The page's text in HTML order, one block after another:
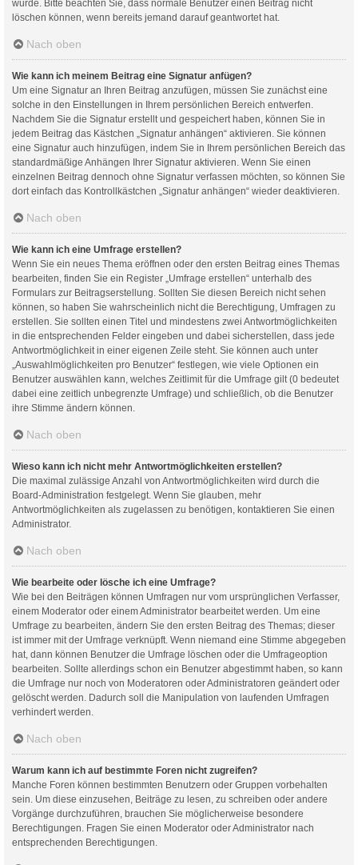
wurde. Bitte beachten Sie, dass normale Benutzer einen Beitrag nicht
löschen können, wenn bereits jemand darauf geantwortet hat.
Nach oben
Wie kann ich meinem Beitrag eine Signatur anfügen?
Um eine Signatur an Ihren Beitrag anzufügen, müssen Sie zunächst eine
solche in den Einstellungen in Ihrem persönlichen Bereich entwerfen.
Nachdem Sie die Signatur erstellt und gespeichert haben, können Sie in
jedem Beitrag das Kästchen „Signatur anhängen“ aktivieren. Sie können
eine Signatur auch hinzufügen, indem Sie in Ihrem persönlichen Bereich das
standardmäßige Anhängen Ihrer Signatur aktivieren. Wenn Sie einen
einzelnen Beitrag dennoch ohne Signatur verfassen möchten, so können Sie
dort einfach das Kontrollkästchen „Signatur anhängen“ wieder deaktivieren.
Nach oben
Wie kann ich eine Umfrage erstellen?
Wenn Sie ein neues Thema eröffnen oder den ersten Beitrag eines Themas
bearbeiten, finden Sie ein Register „Umfrage erstellen“ unterhalb des
Formulars zur Beitragserstellung. Sollten Sie diesen Bereich nicht sehen
können, so haben Sie wahrscheinlich nicht die Berechtigung, Umfragen zu
erstellen. Sie sollten einen Titel und mindestens zwei Antwortmöglichkeiten
in die entsprechenden Felder eingeben und dabei sicherstellen, dass jede
Antwortmöglichkeit in einer eigenen Zeile steht. Sie können auch unter
„Auswahlmöglichkeiten pro Benutzer“ festlegen, wie viele Optionen ein
Benutzer auswählen kann, welches Zeitlimit für die Umfrage gilt (0 bedeutet
dabei eine zeitlich unbegrenzte Umfrage) und schließlich, ob die Benutzer
ihre Stimme ändern können.
Nach oben
Wieso kann ich nicht mehr Antwortmöglichkeiten erstellen?
Die maximal zulässige Anzahl von Antwortmöglichkeiten wird durch die
Board-Administration festgelegt. Wenn Sie glauben, mehr
Antwortmöglichkeiten als zugelassen zu benötigen, kontaktieren Sie einen
Administrator.
Nach oben
Wie bearbeite oder lösche ich eine Umfrage?
Wie bei den Beiträgen können Umfragen nur vom ursprünglichen Verfasser,
einem Moderator oder einem Administrator bearbeitet werden. Um eine
Umfrage zu bearbeiten, ändern Sie den ersten Beitrag des Themas; dieser
ist immer mit der Umfrage verknüpft. Wenn niemand eine Stimme abgegeben
hat, dann können Benutzer die Umfrage löschen oder die Umfrageoption
bearbeiten. Sollte allerdings schon ein Benutzer abgestimmt haben, so kann
die Umfrage nur noch von Moderatoren oder Administratoren geändert oder
gelöscht werden. Dadurch soll die Manipulation von laufenden Umfragen
verhindert werden.
Nach oben
Warum kann ich auf bestimmte Foren nicht zugreifen?
Manche Foren können bestimmten Benutzern oder Gruppen vorbehalten
sein. Um diese einzusehen, Beiträge zu lesen, zu schreiben oder andere
Vorgänge durchzuführen, brauchen Sie möglicherweise besondere
Berechtigungen. Fragen Sie einen Moderator oder Administrator nach
entsprechenden Berechtigungen.